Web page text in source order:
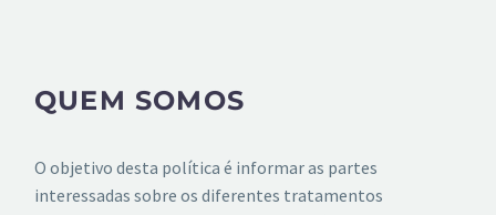
QUEM SOMOS
O objetivo desta política é informar as partes
interessadas sobre os diferentes tratamentos